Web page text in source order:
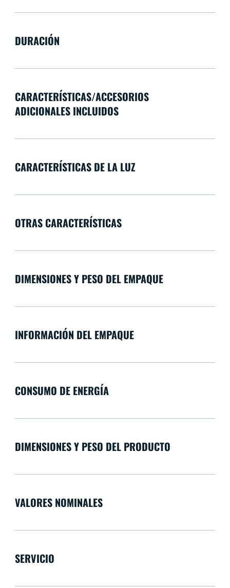
DURACIÓN
CARACTERÍSTICAS/ACCESORIOS
ADICIONALES INCLUIDOS
CARACTERÍSTICAS DE LA LUZ
OTRAS CARACTERÍSTICAS
DIMENSIONES Y PESO DEL EMPAQUE
INFORMACIÓN DEL EMPAQUE
CONSUMO DE ENERGÍA
DIMENSIONES Y PESO DEL PRODUCTO
VALORES NOMINALES
SERVICIO